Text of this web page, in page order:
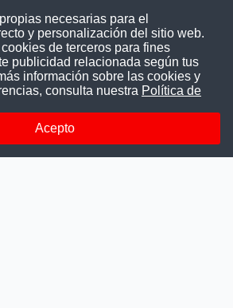
nosotros a través
o del correo:
necesarias para el
y personalización del sitio web.
de terceros para fines
publicidad relacionada según tus
información sobre las cookies y
consulta nuestra Política de
Acepto